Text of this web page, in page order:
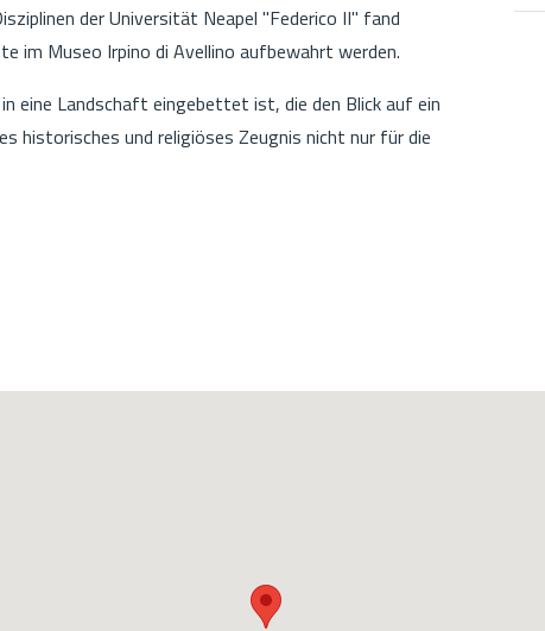
der Universität Neapel "Federico II" fand
im Museo Irpino di Avellino aufbewahrt werden.
eine Landschaft eingebettet ist, die den Blick auf ein
historisches und religiöses Zeugnis nicht nur für die